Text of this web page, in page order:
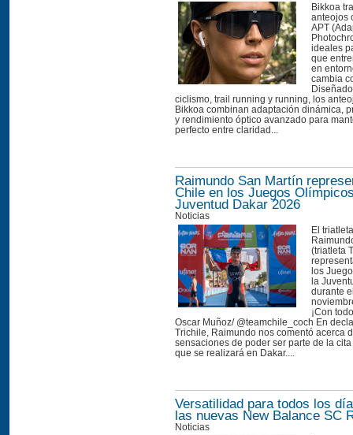
Bikkoa
anteojos
APT
ideales
que
en
cambia
ciclismo, trail running y running, los
Bikkoa combinan adaptación dinámica,
y rendimiento óptico avanzado para
perfecto entre claridad...
Raimundo San Martín
Chile en los Juegos
Juventud Dakar 2026
Noticias
El
(triatleta
los
la
durante
¡Con
Oscar Muñoz/ @teamchile_coch En
Trichile, Raimundo nos comentó acerca
sensaciones de poder ser parte de la
que se realizará en Dakar....
Versatilidad para todos los
las nuevas New Balance SC
Noticias